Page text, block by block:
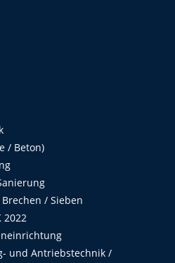
/ Beton)
/ Sieben
2022
und Antriebstechnik /